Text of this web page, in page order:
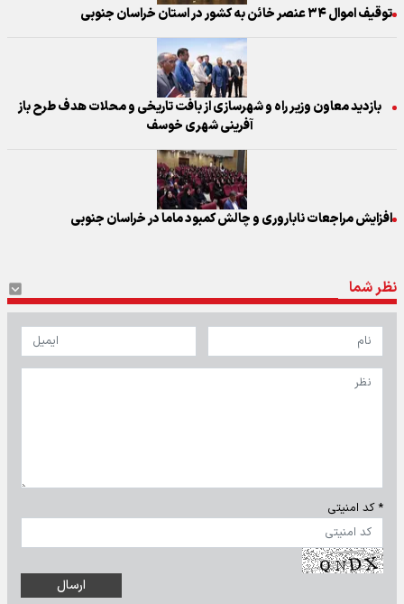
توقیف اموال ۳۴ عنصر خائن به کشور در استان خراسان جنوبی
بازدید معاون وزیر راه و شهرسازی از بافت تاریخی و محلات هدف طرح باز
آفرینی شهری خوسف
افزایش مراجعات ناباروری و چالش کمبود ماما در خراسان جنوبی
نظر شما
* کد امنیتی